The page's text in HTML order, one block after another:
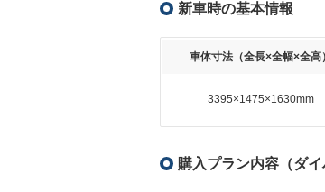
新車時の基本情報
車体寸法（全長×全幅×全高）
3395×1475×1630mm
購入プラン内容（ダ